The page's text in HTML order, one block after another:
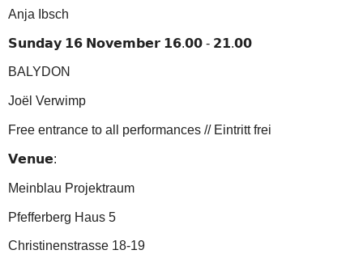
Anja Ibsch
𝗦𝘂𝗻𝗱𝗮𝘆 𝟭𝟲 𝗡𝗼𝘃𝗲𝗺𝗯𝗲𝗿 𝟭𝟲.𝟬𝟬 - 𝟮𝟭.𝟬𝟬
BALYDON
Joël Verwimp
Free entrance to all performances // Eintritt frei
𝗩𝗲𝗻𝘂𝗲:
Meinblau Projektraum
Pfefferberg Haus 5
Christinenstrasse 18-19